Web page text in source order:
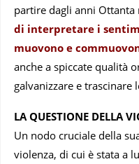
partire dagli anni Ottanta
di interpretare i
muovono e
anche a spiccate qualità
galvanizzare e trascinare
LA QUESTIONE DELLA
Un nodo cruciale della
violenza, di cui è stata a